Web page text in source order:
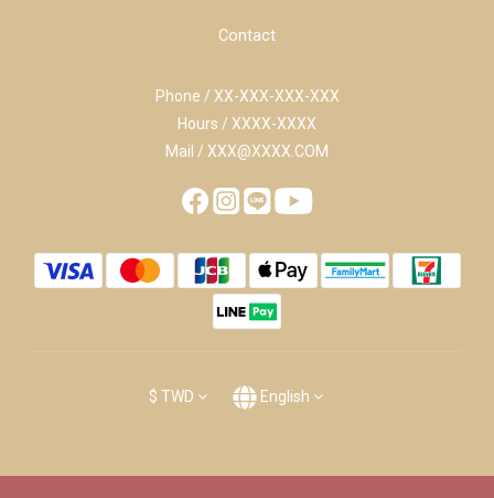
Contact
Phone / XX-XXX-XXX-XXX
Hours / XXXX-XXXX
Mail / XXX@XXXX.COM
$ TWD English